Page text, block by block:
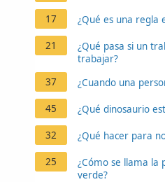
17 ¿Qué es una regla
21
¿Qué pasa si un
trabajar?
37
¿Cuando una
45 ¿Qué dinosaurio
32 ¿Qué hacer para
25
¿Cómo se llama la
verde?